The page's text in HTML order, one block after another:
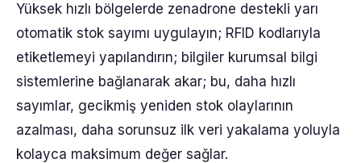
Yüksek hızlı bölgelerde zenadrone destekli yarı
otomatik stok sayımı uygulayın; RFID kodlarıyla
etiketlemeyi yapılandırın; bilgiler kurumsal bilgi
sistemlerine bağlanarak akar; bu, daha hızlı
sayımlar, gecikmiş yeniden stok olaylarının
azalması, daha sorunsuz ilk veri yakalama yoluyla
kolayca maksimum değer sağlar.